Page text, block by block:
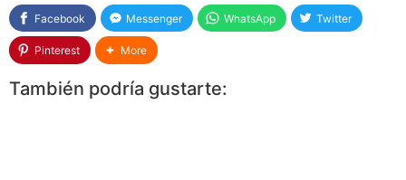
Facebook Messenger WhatsApp Twitter
Pinterest More
También podría gustarte: